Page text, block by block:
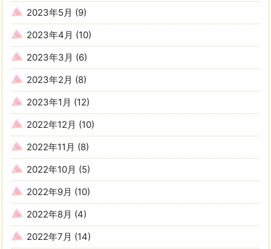
2023年5月 (9)
2023年4月 (10)
2023年3月 (6)
2023年2月 (8)
2023年1月 (12)
2022年12月 (10)
2022年11月 (8)
2022年10月 (5)
2022年9月 (10)
2022年8月 (4)
2022年7月 (14)